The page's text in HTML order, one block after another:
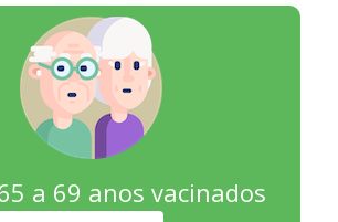
a 69 anos vacinados